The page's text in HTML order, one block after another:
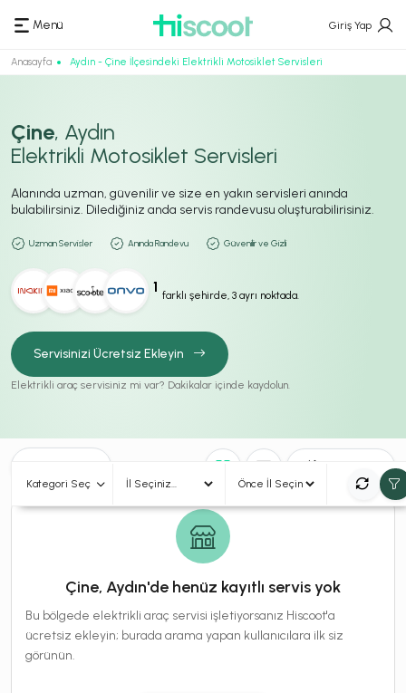
Menü Giriş Yap
Anasayfa Aydın - Çine İlçesindeki Elektrikli Motosiklet Servisleri
Çine, Aydın
Elektrikli Motosiklet Servisleri
Alanında uzman, güvenilir ve size en yakın servisleri anında
bulabilirsiniz. Dilediğiniz anda servis randevusu oluşturabilirisiniz.
Uzman Servisler Anında Randevu Güvenilir ve Gizli
1 farklı şehirde, 3 ayrı noktada.
Servisinizi Ücretsiz Ekleyin
Elektrikli araç servisiniz mi var? Dakikalar içinde kaydolun.
Kategori Seç
Çine, Aydın'de henüz kayıtlı servis yok
Bu bölgede elektrikli araç servisi işletiyorsanız Hiscoot'a
ücretsiz ekleyin; burada arama yapan kullanıcılara ilk siz
görünün.